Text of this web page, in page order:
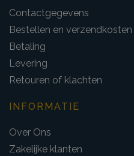
Contactgegevens
Bestellen en verzendkosten
Betaling
Levering
Retouren of klachten
INFORMATIE
Over Ons
Zakelijke klanten